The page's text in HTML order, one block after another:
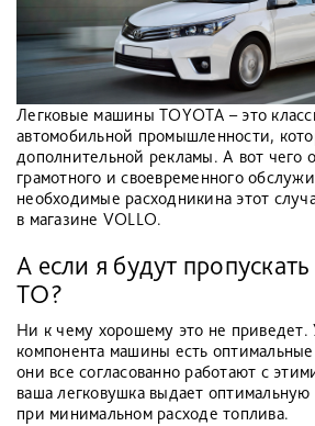
Легковые машины TOYOTA – это
автомобильной промышленности,
дополнительной рекламы. А вот чего
грамотного и своевременного
необходимые расходникина этот
в магазине VOLLO.
А если я будут
ТО?
Ни к чему хорошему это не приведет.
компонента машины есть
они все согласованно работают с
ваша легковушка выдает
при минимальном расходе топлива.